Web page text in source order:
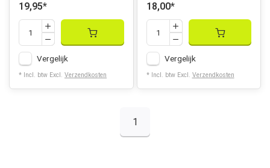
19,95*
Vergelijk
* Incl. btw Excl. Verzendkosten
18,00*
Vergelijk
* Incl. btw Excl. Verzendkosten
1